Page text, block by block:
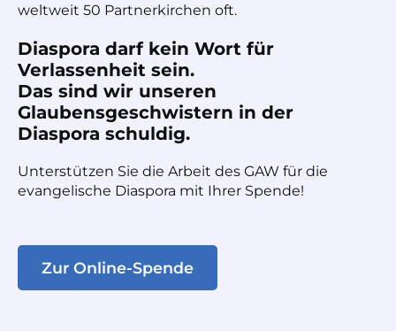
weltweit 50 Partnerkirchen oft.
Diaspora darf kein Wort für
Verlassenheit sein.
Das sind wir unseren
Glaubensgeschwistern in der
Diaspora schuldig.
Unterstützen Sie die Arbeit des GAW für die
evangelische Diaspora mit Ihrer Spende!
Zur Online-Spende